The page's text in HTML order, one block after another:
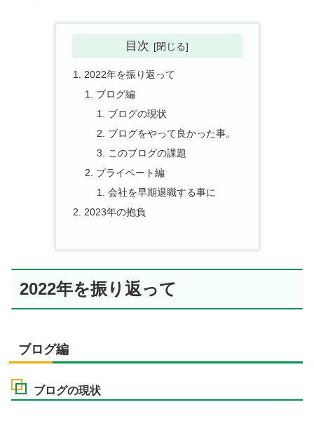
目次
2022年を振り返って
ブログ編
ブログの現状
ブログをやって良かった事。
このブログの課題
プライベート編
会社を早期退職する事に
2023年の抱負
2022年を振り返って
ブログ編
ブログの現状